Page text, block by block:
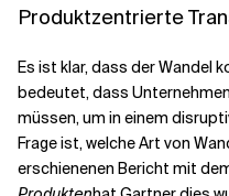
Produktzentrierte
Es ist klar, dass der Wandel
bedeutet, dass
müssen, um in einem
Frage ist, welche Art von
erschienenen Bericht mit